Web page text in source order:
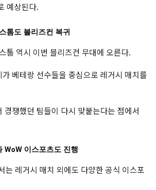
예상된다.
톰도 블리즈컨 복귀
톰 역시 이번 블리즈컨 무대에 오른다.
베테랑 선수들을 중심으로 레거시 매치를
경쟁했던 팀들이 다시 맞붙는다는 점에서
WoW 이스포츠도 진행
는 레거시 매치 외에도 다양한 공식 이스포